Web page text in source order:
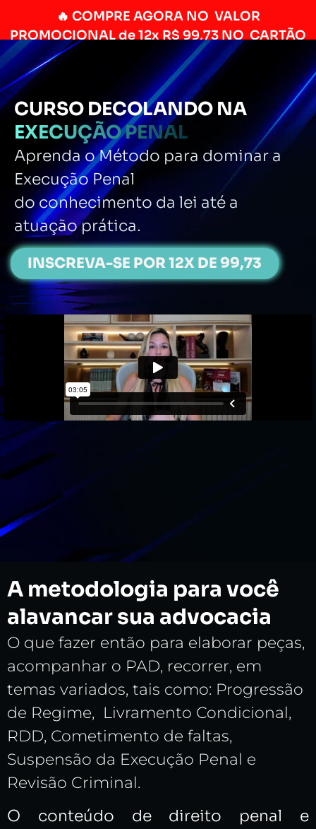
🔥 COMPRE AGORA NO VALOR
PROMOCIONAL de 12x R$ 99,73 NO CARTÃO
CURSO DECOLANDO NA
EXECUÇÃO PENAL
Aprenda o Método para dominar a
ExecuçãoPenal
do conhecimento da lei até a
atuação prática.
INSCREVA-SE POR 12X DE 99,73
A metodologia para você
alavancar sua advocacia
O que fazer então para elaborar peças,
acompanhar o PAD, recorrer, em
temas variados, tais como: Progressão
de Regime, Livramento Condicional,
RDD, Cometimento de faltas,
Suspensão da Execução Penal e
Revisão Criminal.
O conteúdo de direito penal e